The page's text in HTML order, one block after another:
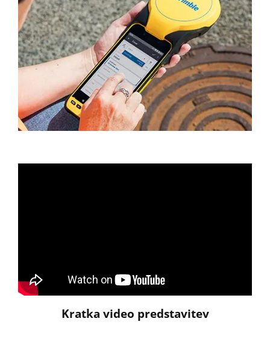
Kratka video predstavitev